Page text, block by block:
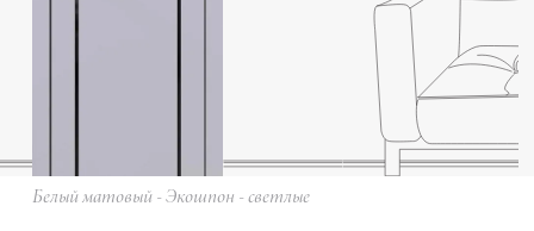
Белый матовый - Экошпон - светлые